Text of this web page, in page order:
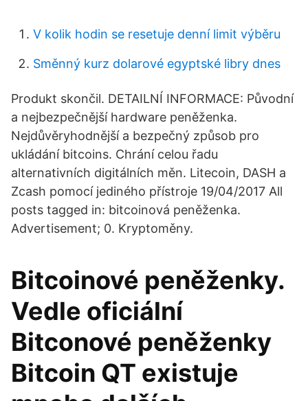
V kolik hodin se resetuje denní limit výběru
Směnný kurz dolarové egyptské libry dnes
Produkt skončil. DETAILNÍ INFORMACE: Původní
a nejbezpečnější hardware peněženka.
Nejdůvěryhodnější a bezpečný způsob pro
ukládání bitcoins. Chrání celou řadu
alternativních digitálních měn. Litecoin, DASH a
Zcash pomocí jediného přístroje 19/04/2017 All
posts tagged in: bitcoinová peněženka.
Advertisement; 0. Kryptoměny.
Bitcoinové peněženky.
Vedle oficiální
Bitconové peněženky
Bitcoin QT existuje